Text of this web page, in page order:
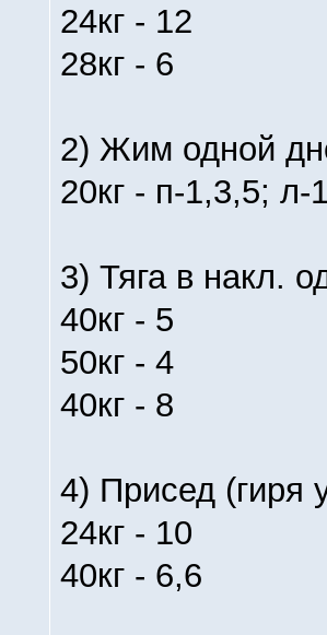
24кг - 12
28кг - 6
2) Жим одной
20кг - п-1,3,5; л-
3) Тяга в накл.
40кг - 5
50кг - 4
40кг - 8
4) Присед (гиря
24кг - 10
40кг - 6,6